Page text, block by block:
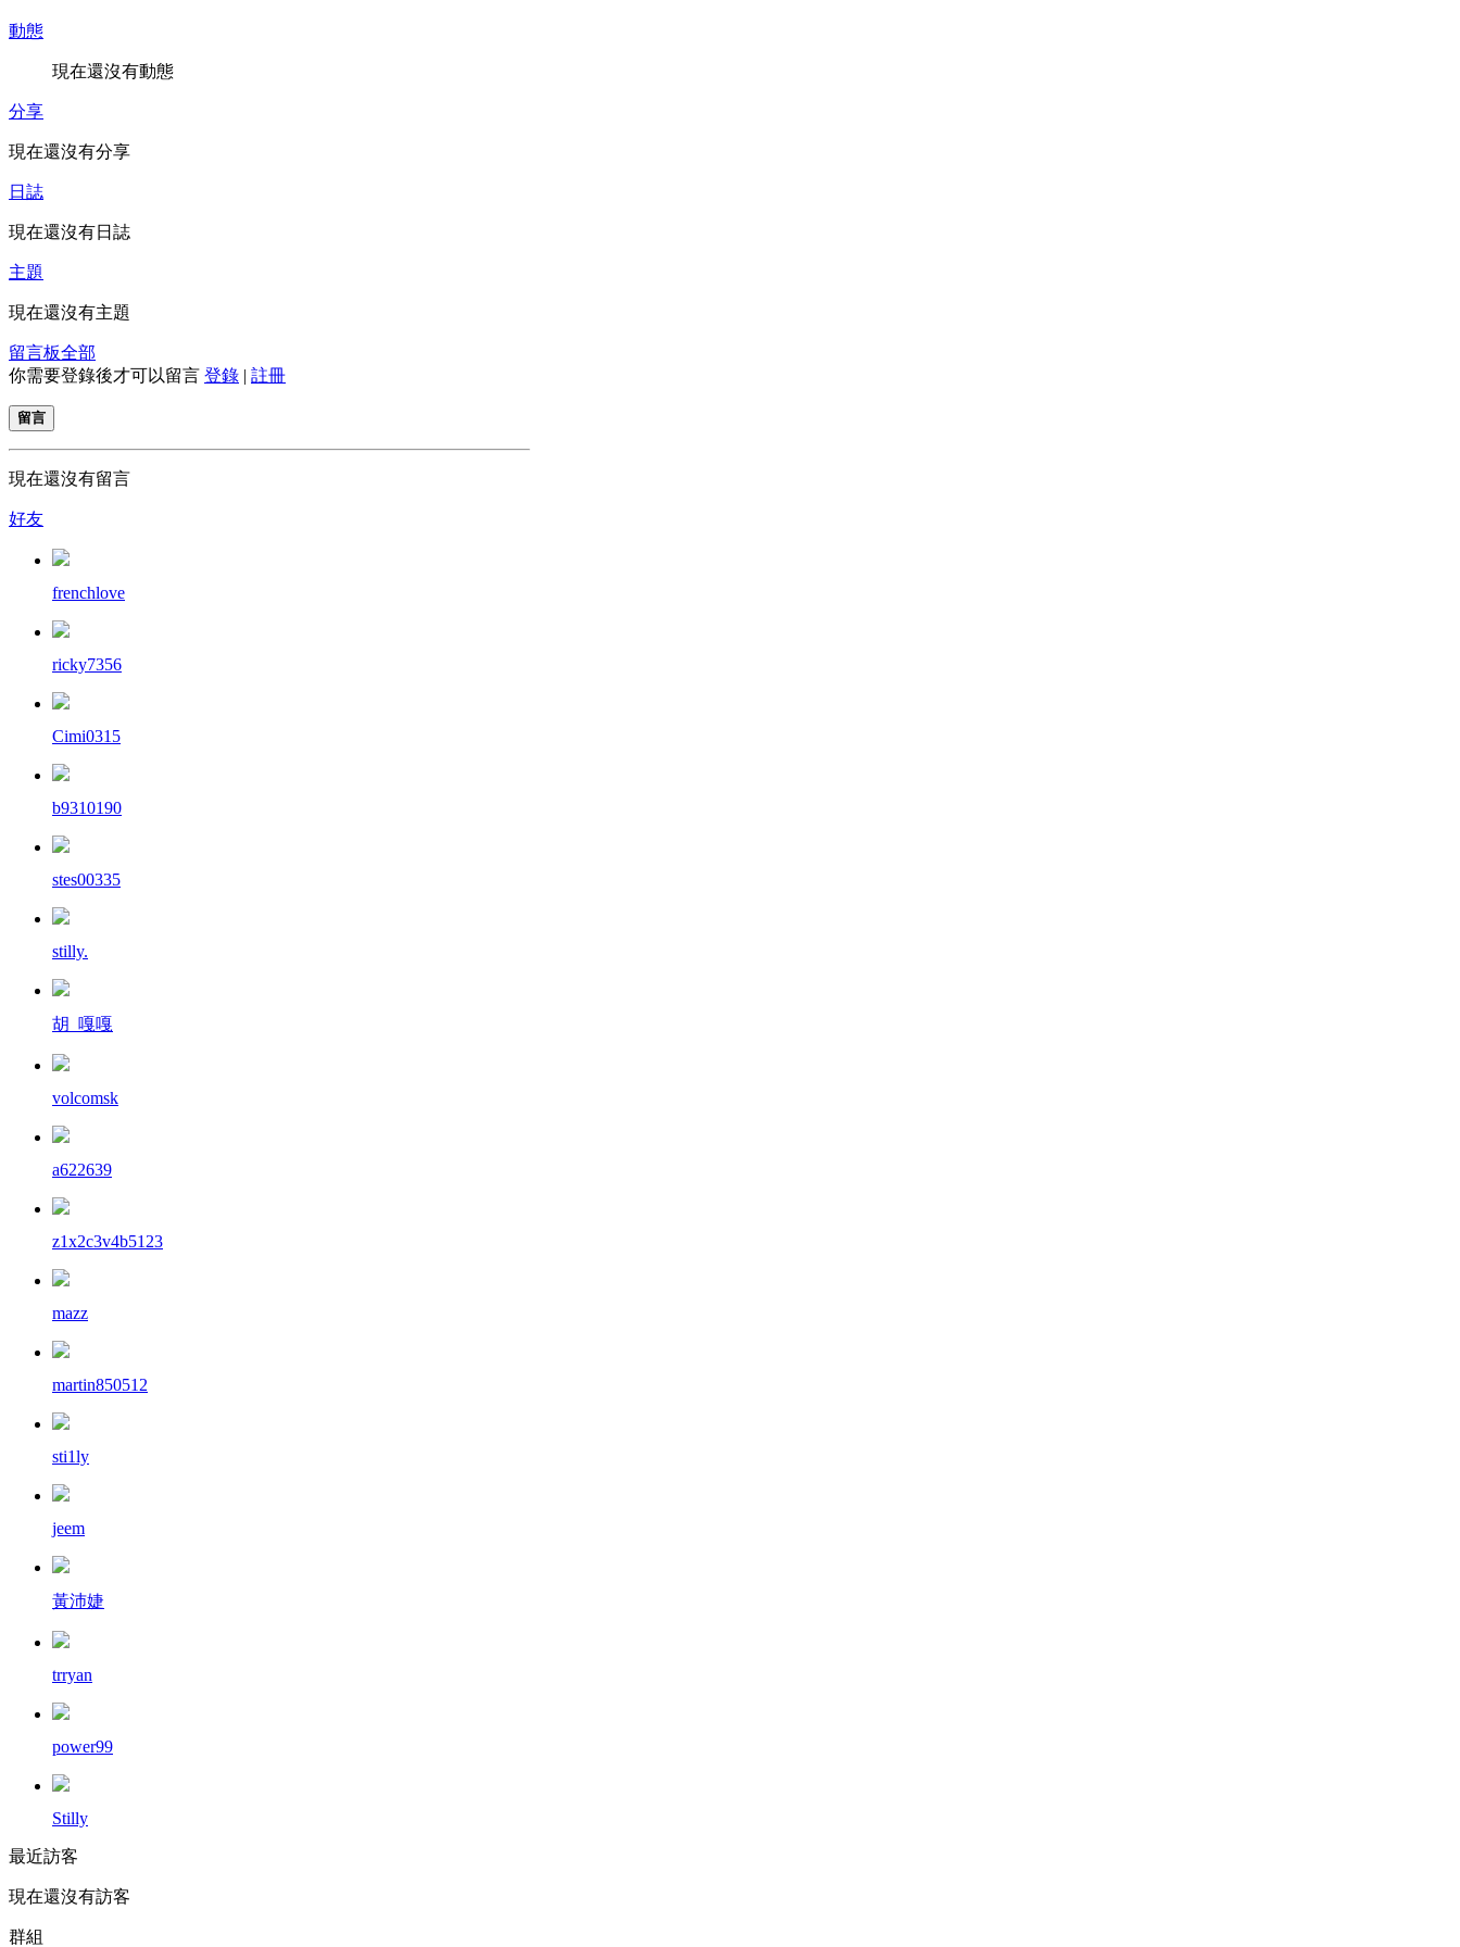
動態
現在還沒有動態
分享
現在還沒有分享
日誌
現在還沒有日誌
主題
現在還沒有主題
留言板全部
你需要登錄後才可以留言 登錄 | 註冊
留言
現在還沒有留言
好友
frenchlove
ricky7356
Cimi0315
b9310190
stes00335
stilly.
胡_嘎嘎
volcomsk
a622639
z1x2c3v4b5123
mazz
martin850512
sti1ly
jeem
黃沛婕
trryan
power99
Stilly
最近訪客
現在還沒有訪客
群組